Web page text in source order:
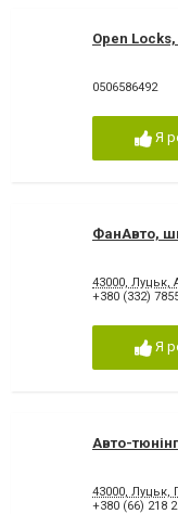
Open Locks,
0506586492
Я
ФанАвто,
43000, Луцьк,
+380 (332)
Я
Авто-
43000, Луцьк,
+380 (66) 218